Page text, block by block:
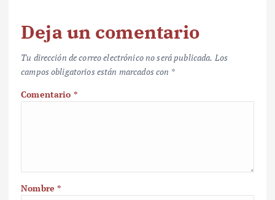
Deja un comentario
Tu dirección de correo electrónico no será publicada. Los
campos obligatorios están marcados con *
Comentario *
Nombre*